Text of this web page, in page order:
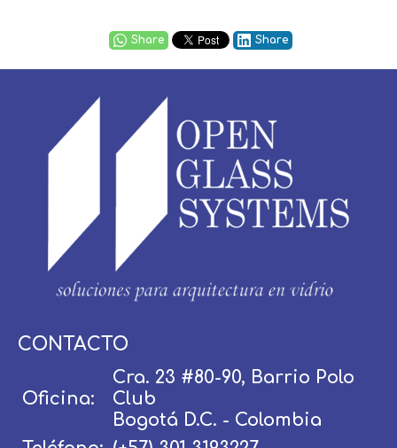
Share Share
CONTACTO
Oficina:
Cra. 23 #80-90, Barrio Polo
Club
Bogotá D.C. - Colombia
Contraseña: